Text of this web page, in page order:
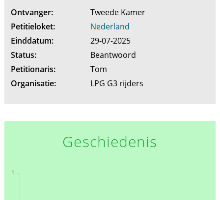
Ontvanger:
Tweede Kamer
Petitieloket:
Nederland
Einddatum:
29-07-2025
Status:
Beantwoord
Petitionaris:
Tom
Organisatie:
LPG G3 rijders
Geschiedenis